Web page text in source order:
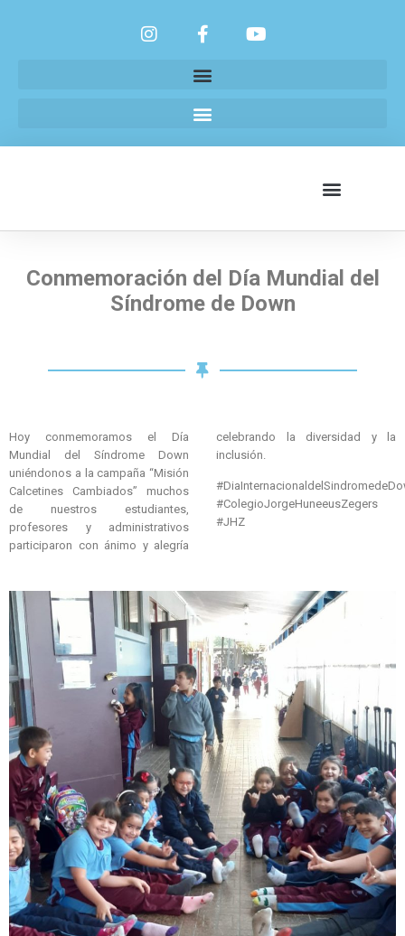
Conmemoración del Día Mundial del
Síndrome de Down
Hoy conmemoramos el Día
Mundial del Síndrome Down
uniéndonos a la campaña “Misión
Calcetines Cambiados” muchos
de nuestros estudiantes,
profesores y administrativos
participaron con ánimo y alegría
celebrando la diversidad y la
inclusión.
#ColegioJorgeHuneeusZegers
#JHZ